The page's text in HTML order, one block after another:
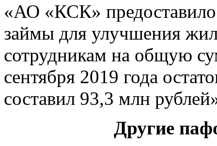
«АО «КСК»
займы для улучшения
сотрудникам на общую
сентября 2019 года
составил 93,3 млн
Другие